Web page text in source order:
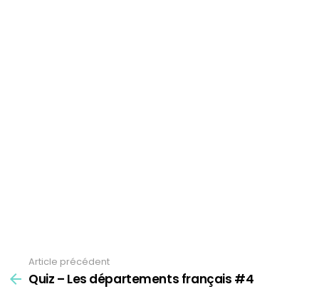
more
Article précédent
Quiz – Les départements français #4